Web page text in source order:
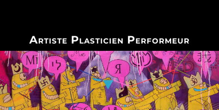
Artiste Plasticien Performeur